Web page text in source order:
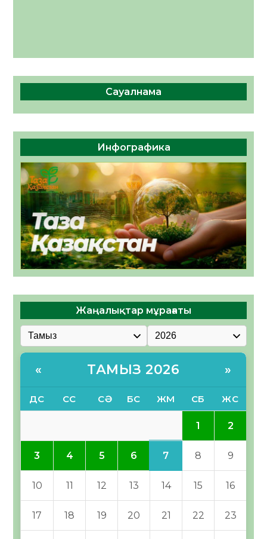
Сауалнама
Инфографика
Жаңалықтар мұрағаты
« ТАМЫЗ 2026 »
ДС СС СӘ БС ЖМ СБ ЖС
1 2
3 4 5 6 7 8 9
10 11 12 13 14 15 16
17 18 19 20 21 22 23